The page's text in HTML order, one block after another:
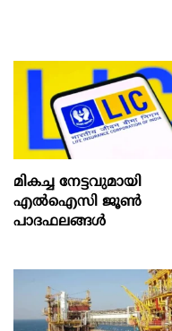
മികച്ച നേട്ടവുമായി
എൽഐസി ജൂൺ
പാദഫലങ്ങൾ